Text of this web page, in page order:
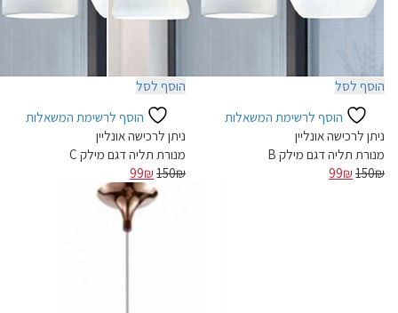
הוסף לסל
הוסף לרשימת המשאלות
ניתן לרכישה אונליין
מנורת תליה דגם מילק C
150₪
המחיר
המקורי
היה:
150₪.
99₪
המחיר
הנוכחי
הוא:
99₪.
הוסף לסל
הוסף לרשימת המשאלות
ניתן לרכישה אונליין
מנורת תליה דגם מילק B
150₪
המחיר
99₪
המחיר